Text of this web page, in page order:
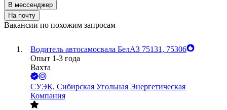
В мессенджер
На почту
Вакансии по похожим запросам
Водитель автосамосвала БелАЗ 75131, 75306
Опыт 1-3 года
Вахта
СУЭК, Сибирская Угольная Энергетическая
Компания